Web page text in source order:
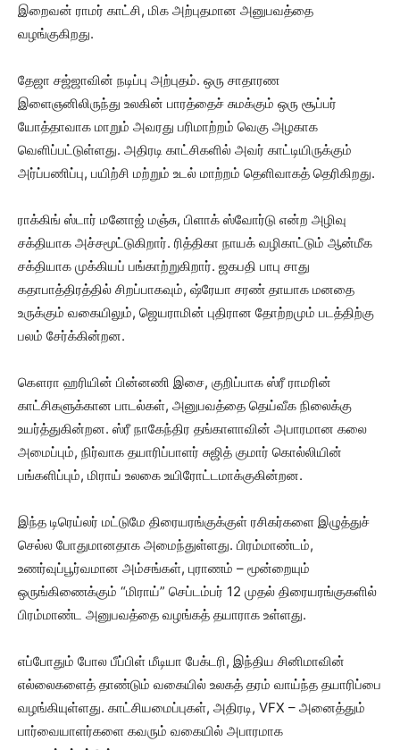
இறைவன் ராமர் காட்சி, மிக அற்புதமான அனுபவத்தை
வழங்குகிறது.
தேஜா சஜ்ஜாவின் நடிப்பு அற்புதம். ஒரு சாதாரண
இளைஞனிலிருந்து உலகின் பாரத்தைச் சுமக்கும் ஒரு சூப்பர்
யோத்தாவாக மாறும் அவரது பரிமாற்றம் வெகு அழகாக
வெளிப்பட்டுள்ளது. அதிரடி காட்சிகளில் அவர் காட்டியிருக்கும்
அர்ப்பணிப்பு, பயிற்சி மற்றும் உடல் மாற்றம் தெளிவாகத் தெரிகிறது.
ராக்கிங் ஸ்டார் மனோஜ் மஞ்சு, பிளாக் ஸ்வோர்டு என்ற அழிவு
சக்தியாக அச்சமூட்டுகிறார். ரித்திகா நாயக் வழிகாட்டும் ஆன்மீக
சக்தியாக முக்கியப் பங்காற்றுகிறார். ஜகபதி பாபு சாது
கதாபாத்திரத்தில் சிறப்பாகவும், ஷ்ரேயா சரண் தாயாக மனதை
உருக்கும் வகையிலும், ஜெயராமின் புதிரான தோற்றமும் படத்திற்கு
பலம் சேர்க்கின்றன.
கௌரா ஹரியின் பின்னணி இசை, குறிப்பாக ஸ்ரீ ராமரின்
காட்சிகளுக்கான பாடல்கள், அனுபவத்தை தெய்வீக நிலைக்கு
உயர்த்துகின்றன. ஸ்ரீ நாகேந்திர தங்காளாவின் அபாரமான கலை
அமைப்பும், நிர்வாக தயாரிப்பாளர் சுஜித் குமார் கொல்லியின்
பங்களிப்பும், மிராய் உலகை உயிரோட்டமாக்குகின்றன.
இந்த டிரெய்லர் மட்டுமே திரையரங்குக்குள் ரசிகர்களை இழுத்துச்
செல்ல போதுமானதாக அமைந்துள்ளது. பிரம்மாண்டம்,
உணர்வுப்பூர்வமான அம்சங்கள், புராணம் – மூன்றையும்
ஒருங்கிணைக்கும் “மிராய்” செப்டம்பர் 12 முதல் திரையரங்குகளில்
பிரம்மாண்ட அனுபவத்தை வழங்கத் தயாராக உள்ளது.
எப்போதும் போல பீப்பிள் மீடியா பேக்டரி, இந்திய சினிமாவின்
எல்லைகளைத் தாண்டும் வகையில் உலகத் தரம் வாய்ந்த தயாரிப்பை
வழங்கியுள்ளது. காட்சியமைப்புகள், அதிரடி, VFX – அனைத்தும்
பார்வையாளர்களை கவரும் வகையில் அபாரமாக